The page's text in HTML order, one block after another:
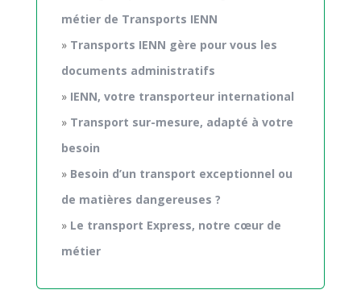
métier de Transports IENN
Transports IENN gère pour vous les
documents administratifs
IENN, votre transporteur international
Transport sur-mesure, adapté à votre
besoin
Besoin d’un transport exceptionnel ou
de matières dangereuses ?
Le transport Express, notre cœur de
métier